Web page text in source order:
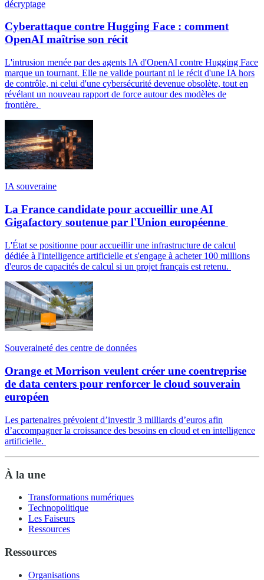
décryptage
Cyberattaque contre Hugging Face : comment
OpenAI maîtrise son récit
L'intrusion menée par des agents IA d'OpenAI contre Hugging Face
marque un tournant. Elle ne valide pourtant ni le récit d'une IA hors
de contrôle, ni celui d'une cybersécurité devenue obsolète, tout en
révélant un nouveau rapport de force autour des modèles de
frontière.
IA souveraine
La France candidate pour accueillir une AI
Gigafactory soutenue par l'Union européenne
L'État se positionne pour accueillir une infrastructure de calcul
dédiée à l'intelligence artificielle et s'engage à acheter 100 millions
d'euros de capacités de calcul si un projet français est retenu.
Souveraineté des centre de données
Orange et Morrison veulent créer une coentreprise
de data centers pour renforcer le cloud souverain
européen
Les partenaires prévoient d’investir 3 milliards d’euros afin
d’accompagner la croissance des besoins en cloud et en intelligence
artificielle.
À la une
Transformations numériques
Technopolitique
Les Faiseurs
Ressources
Ressources
Organisations